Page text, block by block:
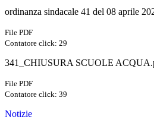
ordinanza sindacale 41 del 08 aprile
File PDF
Contatore click: 29
341_CHIUSURA SCUOLE
File PDF
Contatore click: 39
Notizie